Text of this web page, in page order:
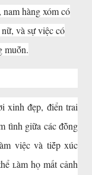
hàng xóm có
và sự việc có
muṓn.
xinh ᵭẹp, ᵭiển trai
tình giữa các ᵭṑng
việc và tiḗp xúc
ʟàm họ mất cảnh